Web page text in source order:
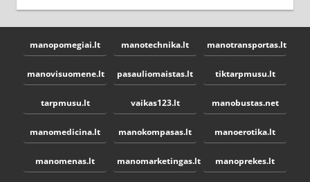
manopomegiai.lt manotechnika.lt manotransportas.lt
manovisuomene.lt pasauliomaistas.lt tiktarpmusu.lt
tarpmusu.lt vaikas123.lt manobustas.net
manomedicina.lt manokompasas.lt manoerotika.lt
manomenas.lt manomarketingas.lt manoprekes.lt